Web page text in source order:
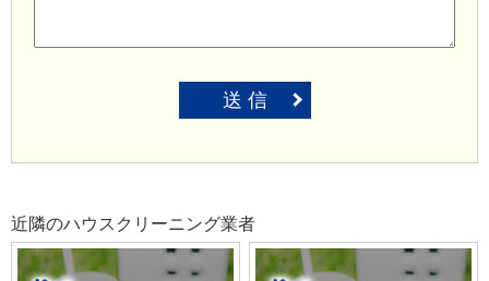
送 信
近隣のハウスクリーニング業者